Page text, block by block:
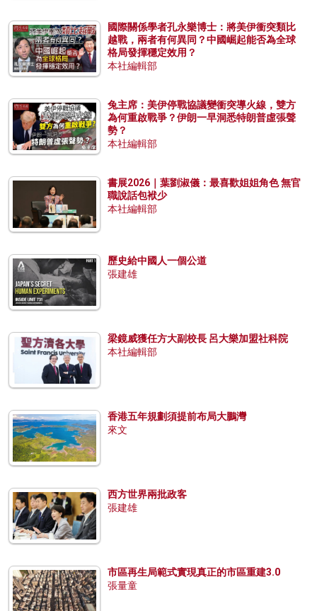
國際關係學者孔永樂博士：將美伊衝突類比
越戰，兩者有何異同？中國崛起能否為全球
格局發揮穩定效用？
本社編輯部
兔主席：美伊停戰協議變衝突導火線，雙方
為何重啟戰爭？伊朗一早洞悉特朗普虛張聲
勢？
本社編輯部
書展2026｜葉劉淑儀：最喜歡姐姐角色 無官
職說話包袱少
本社編輯部
歷史給中國人一個公道
張建雄
梁鏡威獲任方大副校長 呂大樂加盟社科院
本社編輯部
香港五年規劃須提前布局大鵬灣
來文
西方世界兩批政客
張建雄
市區再生局範式實現真正的市區重建3.0
張量童